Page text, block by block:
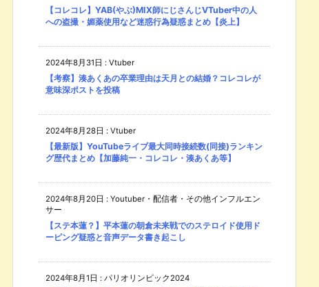
【コレコレ】YAB(やぶ)MIX師にじさんじVTuber中の人
への盗撮・媚薬使用など迷惑行為疑惑まとめ【炎上】
2024年8月31日 : Vtuber
【考察】湊あくあの卒業理由は天月との結婚？コレコレが
意味深ポストを投稿
2024年8月28日 : Vtuber
【最新版】YouTubeライブ最大同時接続数(同接)ランキン
グ歴代まとめ【加藤純一・コレコレ・湊あくあ等】
2024年8月20日 : Youtuber・配信者・その他インフルエン
サー
【ステ本蓮？】平本蓮の朝倉未来戦でのステロイド使用ド
ーピング疑惑と音声データ書き起こし
2024年8月1日 : パリオリンピック2024